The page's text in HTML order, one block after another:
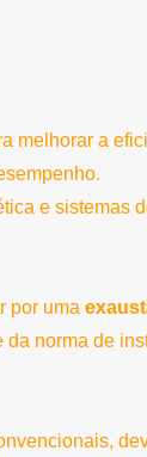
melhorar a
e sistemas
por uma
da norma de